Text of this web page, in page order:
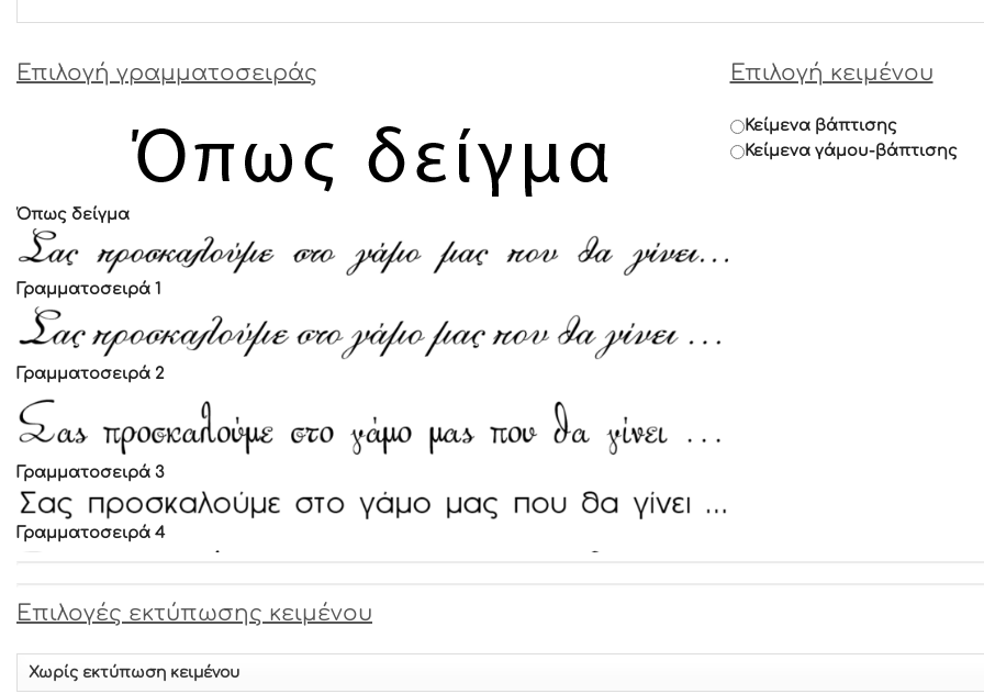
Επιλογή γραμματοσειράς
Όπως δείγμα
Γραμματοσειρά 1
Γραμματοσειρά 2
Γραμματοσειρά 3
Γραμματοσειρά 4
Γραμματοσειρά 6
Επιλογή κειμένου
Κείμενα βάπτισης
Κείμενα γάμου-βάπτισης
Eπιλογές εκτύπωσης κειμένου